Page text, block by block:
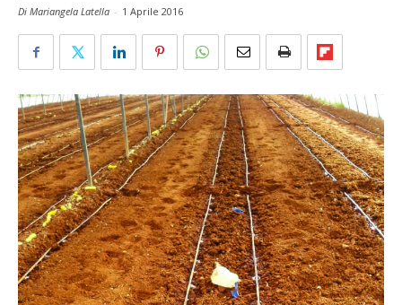
Di Mariangela Latella - 1 Aprile 2016